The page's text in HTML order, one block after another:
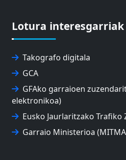
EUSKO IKASKUNTZA
EXPOLOGISTIKA
FEVATRANS (EUSKAL GARRAIO
FITRANS
GIZLOGA
EUSKAL AUTONOMIA
BATZORDEA
MONDRAGON
UPV/EHU
Lotura interesgarriak
Takografo digitala
GCA
GFAko garraioen
elektronikoa)
Eusko Jaurlaritzako Trafiko
Garraio Ministerioa